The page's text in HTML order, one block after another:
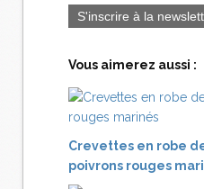
S'inscrire à la
Vous aimerez aussi :
Crevettes en robe
poivrons rouges